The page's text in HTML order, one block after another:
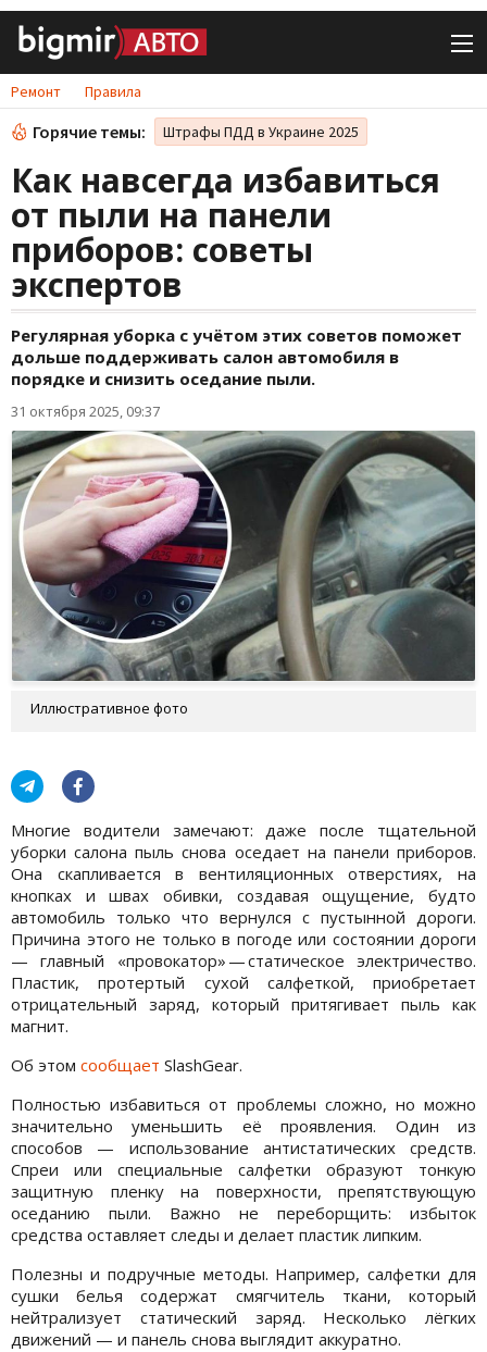
Ремонт Правила
Горячие темы: Штрафы ПДД в Украине 2025
Как навсегда избавиться
от пыли на панели
приборов: советы
экспертов
Регулярная уборка с учётом этих советов поможет
дольше поддерживать салон автомобиля в
порядке и снизить оседание пыли.
31 октября 2025, 09:37
Иллюстративное фото
Многие водители замечают: даже после тщательной
уборки салона пыль снова оседает на панели приборов.
Она скапливается в вентиляционных отверстиях, на
кнопках и швах обивки, создавая ощущение, будто
автомобиль только что вернулся с пустынной дороги.
Причина этого не только в погоде или состоянии дороги
— главный «провокатор» — статическое электричество.
Пластик, протертый сухой салфеткой, приобретает
отрицательный заряд, который притягивает пыль как
магнит.
Об этом сообщает SlashGear.
Полностью избавиться от проблемы сложно, но можно
значительно уменьшить её проявления. Один из
способов — использование антистатических средств.
Спреи или специальные салфетки образуют тонкую
защитную пленку на поверхности, препятствующую
оседанию пыли. Важно не переборщить: избыток
средства оставляет следы и делает пластик липким.
Полезны и подручные методы. Например, салфетки для
сушки белья содержат смягчитель ткани, который
нейтрализует статический заряд. Несколько лёгких
движений — и панель снова выглядит аккуратно.